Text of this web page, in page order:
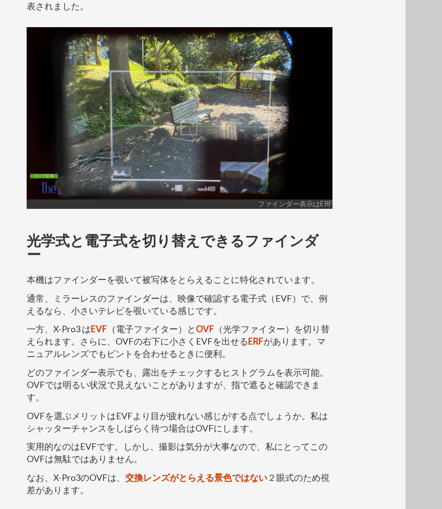
表されました。
ファインダー表示はERF
光学式と電子式を切り替えできるファインダ
ー
本機はファインダーを覗いて被写体をとらえることに特化されています。
通常、ミラーレスのファインダーは、映像で確認する電子式（EVF）で、例
えるなら、小さいテレビを覗いている感じです。
一方、X-Pro3 はEVF （電子ファイター）と OVF （光学ファイター）を切り替
えられます。さらに、OVFの右下に小さくEVFを出せるERFがあります。マ
ニュアルレンズでもピントを合わせるときに便利。
どのファインダー表示でも、露出をチェックするヒストグラムを表示可能。
OVFでは明るい状況で見えないことがありますが、指で遮ると確認できま
す。
OVFを選ぶメリットはEVFより目が疲れない感じがする点でしょうか。私は
シャッターチャンスをしばらく待つ場合はOVFにします。
実用的なのはEVFです。しかし、撮影は気分が大事なので、私にとってこの
OVFは無駄ではありません。
なお、X-Pro3のOVFは、 交換レンズがとらえる景色ではない２眼式のため視
差があります。